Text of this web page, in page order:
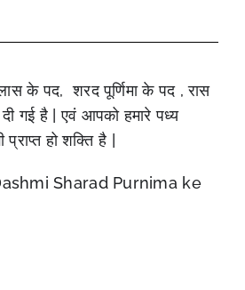
के पद, शरद पूर्णिमा के पद , रास
गई है | एवं आपको हमारे पध्य
हो शक्ति है |
Sharad Purnima ke